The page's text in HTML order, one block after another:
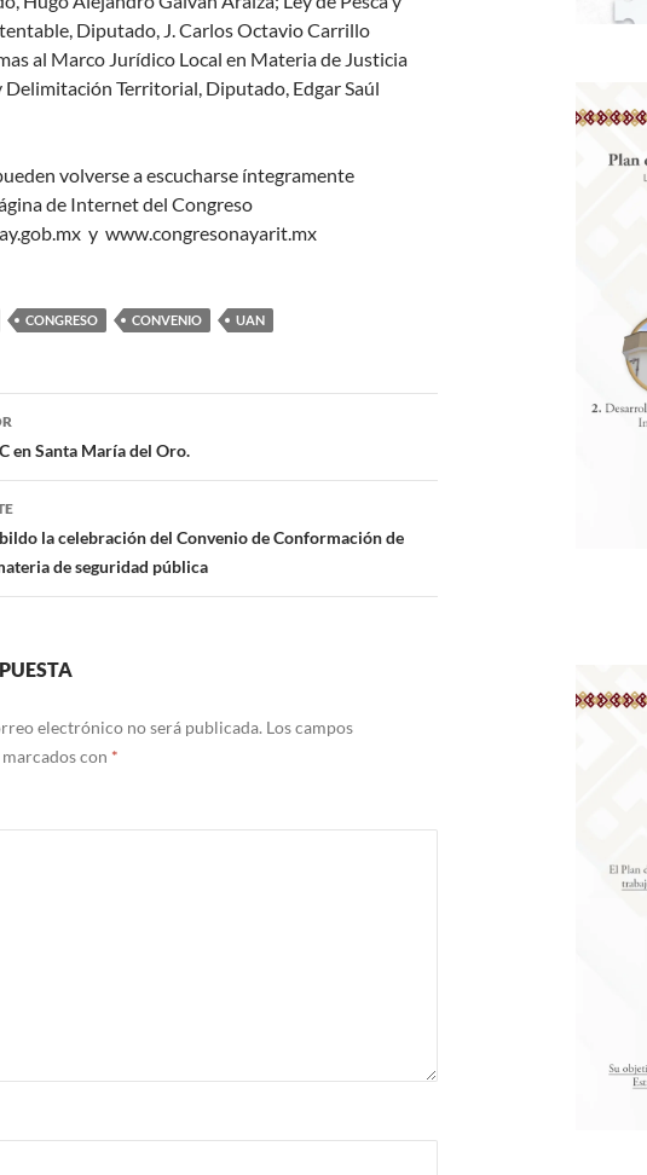
Diputado, J. Carlos Octavio Carrillo
al Marco Jurídico Local en Materia de Justicia
Territorial, Diputado, Edgar Saúl
volverse a escucharse íntegramente
de Internet del Congreso
y www.congresonayarit.mx
CONGRESO CONVENIO UAN
en Santa María del Oro.
la celebración del Convenio de Conformación de
de seguridad pública
electrónico no será publicada. Los campos
con *